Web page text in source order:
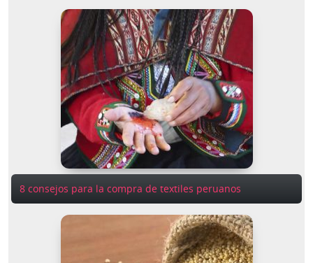
8 consejos para la compra de textiles peruanos